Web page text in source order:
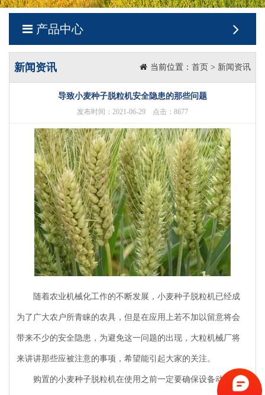
产品中心
新闻资讯 当前位置： 首页 > 新闻资讯
导致小麦种子脱粒机安全隐患的那些问题
发布时间：2021-06-29 点击：8677
随着农业机械化工作的不断发展，小麦种子脱粒机已经成
为了广大农户所青睐的农具，但是在应用上若不加以留意将会
带来不少的安全隐患，为避免这一问题的出现，大粒机械厂将
来讲讲那些应被注意的事项，希望能引起大家的关注。
购置的小麦种子脱粒机在使用之前一定要确保设备动力机